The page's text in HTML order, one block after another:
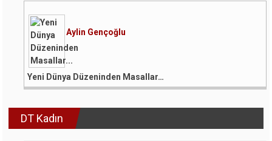
Aylin Gençoğlu
Yeni Dünya Düzeninden Masallar…
DT Kadın